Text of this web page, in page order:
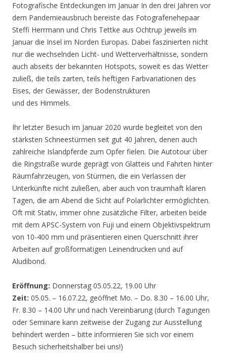
Fotografische Entdeckungen im Januar In den drei Jahren vor
dem Pandemieausbruch bereiste das Fotografenehepaar
Steffi Herrmann und Chris Tettke aus Ochtrup jeweils im
Januar die Insel im Norden Europas. Dabei faszinierten nicht
nur die wechselnden Licht- und Wetterverhältnisse, sondern
auch abseits der bekannten Hotspots, soweit es das Wetter
zuließ, die teils zarten, teils heftigen Farbvariationen des
Eises, der Gewässer, der Bodenstrukturen
und des Himmels.
Ihr letzter Besuch im Januar 2020 wurde begleitet von den
stärksten Schneestürmen seit gut 40 Jahren, denen auch
zahlreiche Islandpferde zum Opfer fielen. Die Autotour über
die Ringstraße wurde geprägt von Glatteis und Fahrten hinter
Räumfahrzeugen, von Stürmen, die ein Verlassen der
Unterkünfte nicht zuließen, aber auch von traumhaft klaren
Tagen, die am Abend die Sicht auf Polarlichter ermöglichten.
Oft mit Stativ, immer ohne zusätzliche Filter, arbeiten beide
mit dem APSC-System von Fuji und einem Objektivspektrum
von 10-400 mm und präsentieren einen Querschnitt ihrer
Arbeiten auf großformatigen Leinendrucken und auf
Aludibond.
Eröffnung: Donnerstag 05.05.22, 19.00 Uhr
Zeit: 05.05. – 16.07.22, geöffnet Mo. – Do. 8.30 – 16.00 Uhr,
Fr. 8.30 – 14.00 Uhr und nach Vereinbarung (durch Tagungen
oder Seminare kann zeitweise der Zugang zur Ausstellung
behindert werden – bitte informieren Sie sich vor einem
Besuch sicherheitshalber bei uns!)